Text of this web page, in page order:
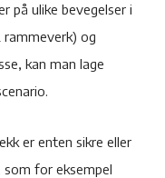
på ulike bevegelser i
rammeverk) og
kan man lage
er enten sikre eller
som for eksempel